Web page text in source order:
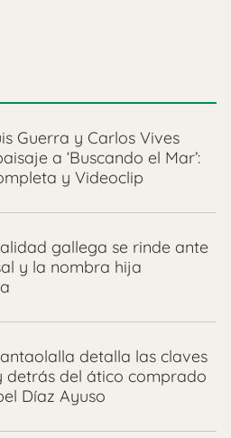
Guerra y Carlos Vives
a ‘Buscando el Mar’:
y Videoclip
gallega se rinde ante
y la nombra hija
detalla las claves
detrás del ático comprado
Díaz Ayuso